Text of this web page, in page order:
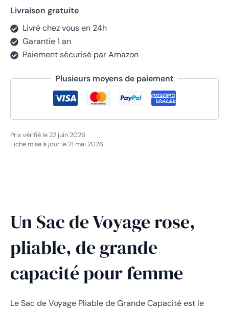
Livraison gratuite
Livré chez vous en 24h
Garantie 1 an
Paiement sécurisé par Amazon
Plusieurs moyens de paiement
Prix vérifié le 22 juin 2026
Fiche mise à jour le 21 mai 2026
Un Sac de Voyage rose,
pliable, de grande
capacité pour femme
Le Sac de Voyage Pliable de Grande Capacité est le